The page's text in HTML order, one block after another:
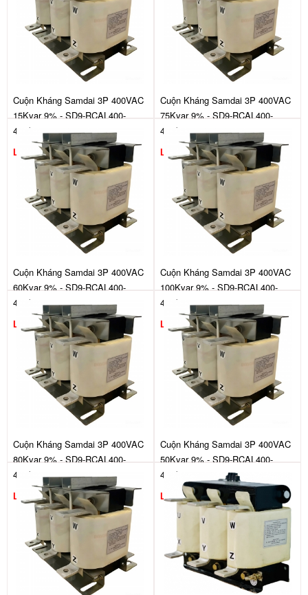
Cuộn Kháng Samdai 3P 400VAC
15Kvar 9% - SD9-RCAL400-
440/15
Liên hệ
Cuộn Kháng Samdai 3P 400VAC
75Kvar 9% - SD9-RCAL400-
440/75
Liên hệ
Cuộn Kháng Samdai 3P 400VAC
60Kvar 9% - SD9-RCAL400-
440/60
Liên hệ
Cuộn Kháng Samdai 3P 400VAC
100Kvar 9% - SD9-RCAL400-
440/100
Liên hệ
Cuộn Kháng Samdai 3P 400VAC
80Kvar 9% - SD9-RCAL400-
440/80
Liên hệ
Cuộn Kháng Samdai 3P 400VAC
50Kvar 9% - SD9-RCAL400-
440/50
Liên hệ